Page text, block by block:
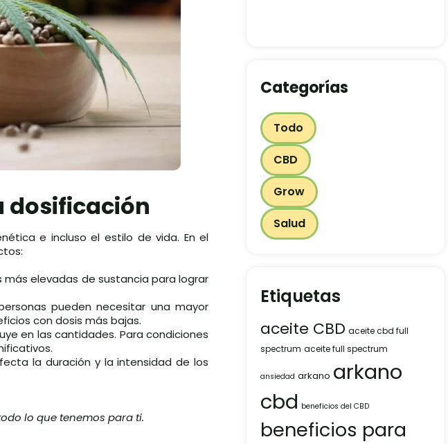
dosificación
e incluso el estilo de vida. En el
elevadas de sustancia para lograr
pueden necesitar una mayor
con dosis más bajas.
en las cantidades. Para condiciones
la duración y la intensidad de los
lo que tenemos para ti.
Categorías
Todo
CBD
Grow
Salud
Etiquetas
aceite CBD aceite cbd full
spectrum aceite full spectrum
ansiedad arkano arkano
cbd beneficios del CBD
beneficios para